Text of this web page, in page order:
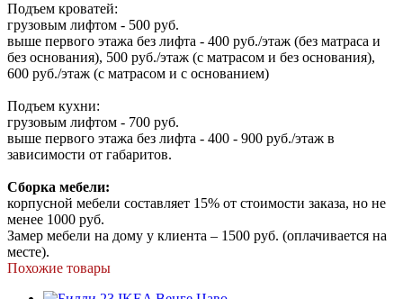
Подъем кроватей:
грузовым лифтом - 500 руб.
выше первого этажа без лифта - 400 руб./этаж (без матраса и
без основания), 500 руб./этаж (с матрасом и без основания),
600 руб./этаж (с матрасом и с основанием)
Подъем кухни:
грузовым лифтом - 700 руб.
выше первого этажа без лифта - 400 - 900 руб./этаж в
зависимости от габаритов.
Сборка мебели:
корпусной мебели составляет 15% от стоимости заказа, но не
менее 1000 руб.
Замер мебели на дому у клиента – 1500 руб. (оплачивается на
месте).
Похожие товары